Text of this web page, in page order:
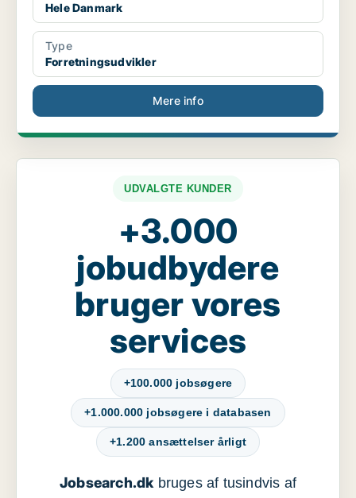
Hele Danmark
Type
Forretningsudvikler
Mere info
UDVALGTE KUNDER
+3.000
jobudbydere
bruger vores
services
+100.000 jobsøgere
+1.000.000 jobsøgere i databasen
+1.200 ansættelser årligt
Jobsearch.dkbruges af tusindvis af